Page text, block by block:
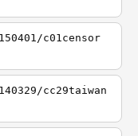
c01censor
cc29taiwan